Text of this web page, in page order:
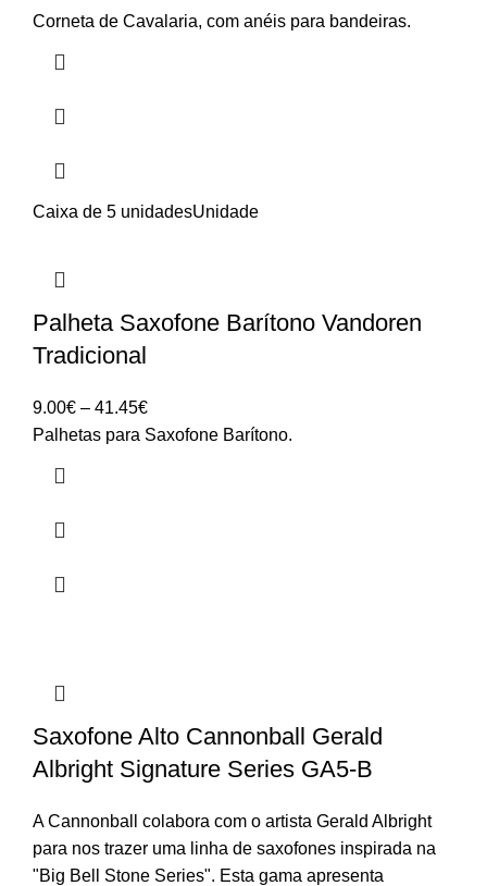
Corneta de Cavalaria, com anéis para bandeiras.
Caixa de 5 unidadesUnidade
Palheta Saxofone Barítono Vandoren
Tradicional
9.00€ – 41.45€Price
range:
Palhetas para Saxofone Barítono.
Saxofone Alto Cannonball Gerald
Albright Signature Series GA5-B
A Cannonball colabora com o artista Gerald Albright
para nos trazer uma linha de saxofones inspirada na
"Big Bell Stone Series". Esta gama apresenta